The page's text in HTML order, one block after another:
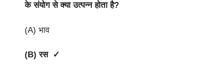
के संयोग से क्या उत्पन्न होता है?
(A) भाव
(B) रस ✓